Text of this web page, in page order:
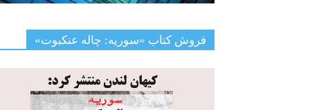
فروش کتاب «سوریه: چاله عنکبوت»